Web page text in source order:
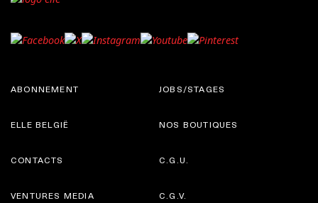
ABONNEMENT
ELLE BELGIË
JOBS/STAGES
NOS BOUTIQUES
CONTACTS
VENTURES MEDIA
C.G.U.
C.G.V.